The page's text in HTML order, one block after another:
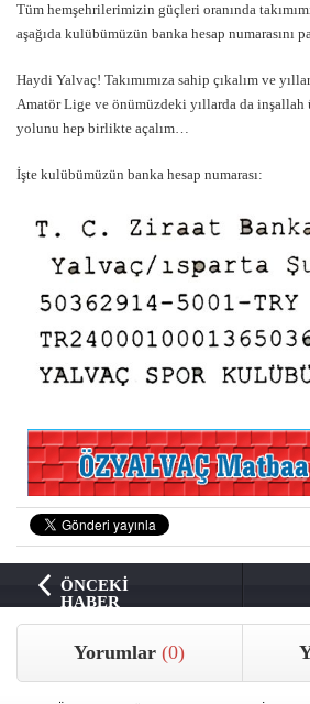
Tüm hemşehrilerimizin güçleri oranında
aşağıda kulübümüzün banka hesap numarasını
Haydi Yalvaç! Takımımıza sahip çıkalım ve
Amatör Lige ve önümüzdeki yıllarda da inşallah
yolunu hep birlikte açalım…
İşte kulübümüzün banka hesap numarası:
ÖNCEKİ
HABER
Yorumlar(0)